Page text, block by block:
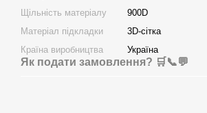
Щільність матеріалу
900D
Матеріал підкладки
3D-сітка
Країна виробництва
Україна
Як подати замовлення? 🛒📞💬